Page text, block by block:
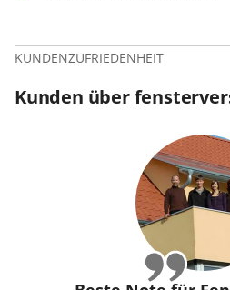
KUNDENZUFRIEDENHEIT
Kunden über